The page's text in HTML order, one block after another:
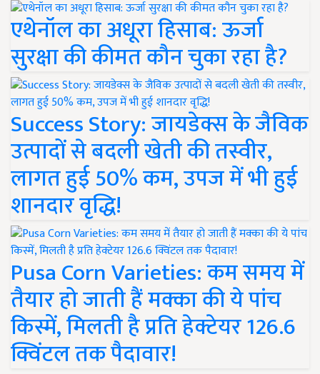
एथेनॉल का अधूरा हिसाब: ऊर्जा
सुरक्षा की कीमत कौन चुका रहा है?
Success Story: जायडेक्स के जैविक
उत्पादों से बदली खेती की तस्वीर,
लागत हुई 50% कम, उपज में भी हुई
शानदार वृद्धि!
Pusa Corn Varieties: कम समय में
तैयार हो जाती हैं मक्का की ये पांच
किस्में, मिलती है प्रति हेक्टेयर 126.6
क्विंटल तक पैदावार!